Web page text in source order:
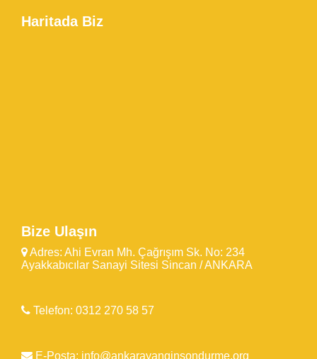
Haritada Biz
Bize Ulaşın
Adres: Ahi Evran Mh. Çağrışım Sk. No: 234
Ayakkabıcılar Sanayi Sitesi Sincan / ANKARA
Telefon: 0312 270 58 57
E-Posta: info@ankarayanginsondurme.org